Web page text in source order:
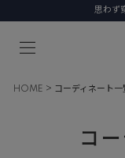
思わず
HOME コーディネート一
コ